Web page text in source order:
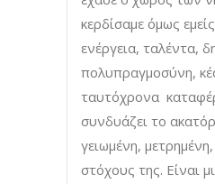
κερδίσαμε όμως
ενέργεια, ταλέντα,
πολυπραγμοσύνη,
ταυτόχρονα
συνδυάζει το
γειωμένη,
στόχους της. Είναι